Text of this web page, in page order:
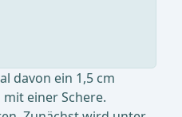
davon ein 1,5 cm
einer Schere.